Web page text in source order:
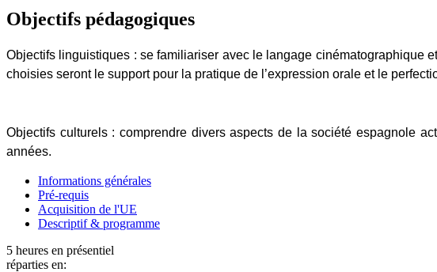
Objectifs pédagogiques
Objectifs linguistiques : se familiariser avec le langage cinématographique
choisies seront le support pour la pratique de l’expression orale et le
Objectifs culturels: comprendre divers aspects de la société espagnole
années.
Informations générales
Pré-requis
Acquisition de l'UE
Descriptif & programme
5 heures en présentiel
réparties en: